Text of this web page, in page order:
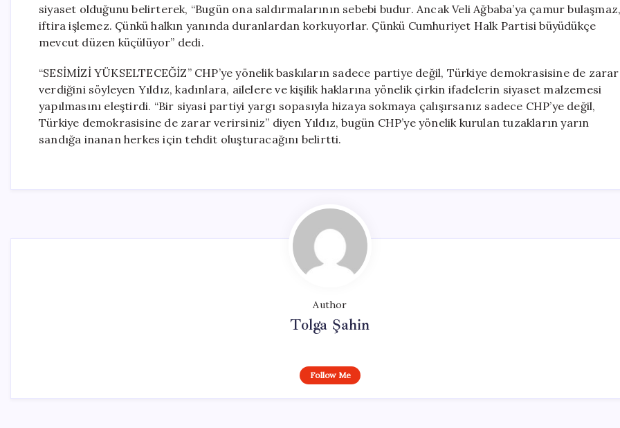
siyaset olduğunu belirterek, “Bugün ona saldırmalarının sebebi budur. Ancak Veli Ağbaba’ya çamur bulaşmaz,
iftira işlemez. Çünkü halkın yanında duranlardan korkuyorlar. Çünkü Cumhuriyet Halk Partisi büyüdükçe
mevcut düzen küçülüyor” dedi.
“SESİMİZİ YÜKSELTECEĞİZ” CHP’ye yönelik baskıların sadece partiye değil, Türkiye demokrasisine de zarar
verdiğini söyleyen Yıldız, kadınlara, ailelere ve kişilik haklarına yönelik çirkin ifadelerin siyaset malzemesi
yapılmasını eleştirdi. “Bir siyasi partiyi yargı sopasıyla hizaya sokmaya çalışırsanız sadece CHP’ye değil,
Türkiye demokrasisine de zarar verirsiniz” diyen Yıldız, bugün CHP’ye yönelik kurulan tuzakların yarın
sandığa inanan herkes için tehdit oluşturacağını belirtti.
Author
Tolga Şahin
Follow Me